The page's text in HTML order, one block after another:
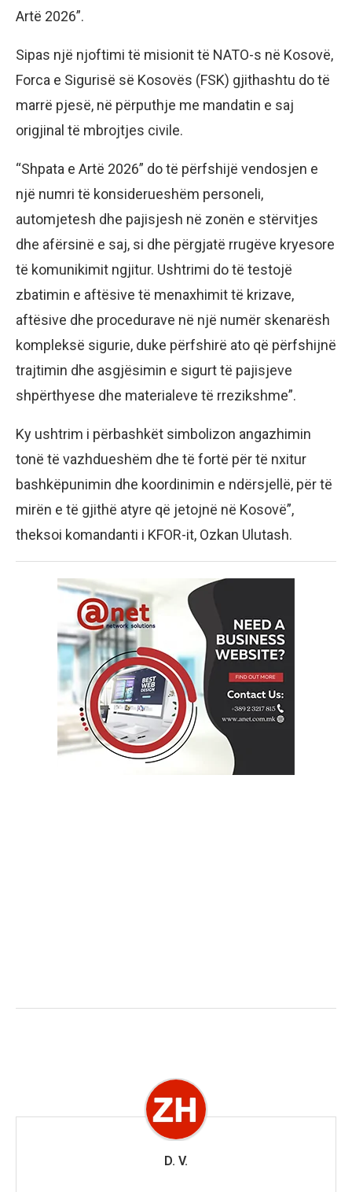
Artë 2026”.
Sipas një njoftimi të misionit të NATO-s në Kosovë,
Forca e Sigurisë së Kosovës (FSK) gjithashtu do të
marrë pjesë, në përputhje me mandatin e saj
origjinal të mbrojtjes civile.
“Shpata e Artë 2026” do të përfshijë vendosjen e
një numri të konsiderueshëm personeli,
automjetesh dhe pajisjesh në zonën e stërvitjes
dhe afërsinë e saj, si dhe përgjatë rrugëve kryesore
të komunikimit ngjitur. Ushtrimi do të testojë
zbatimin e aftësive të menaxhimit të krizave,
aftësive dhe procedurave në një numër skenarësh
kompleksë sigurie, duke përfshirë ato që përfshijnë
trajtimin dhe asgjësimin e sigurt të pajisjeve
shpërthyese dhe materialeve të rrezikshme”.
Ky ushtrim i përbashkët simbolizon angazhimin
tonë të vazhdueshëm dhe të fortë për të nxitur
bashkëpunimin dhe koordinimin e ndërsjellë, për të
mirën e të gjithë atyre që jetojnë në Kosovë”,
theksoi komandanti i KFOR-it, Ozkan Ulutash.
D. V.